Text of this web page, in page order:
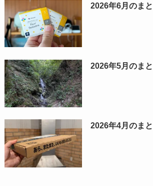
2026年6月のま
2026年5月のま
2026年4月のま